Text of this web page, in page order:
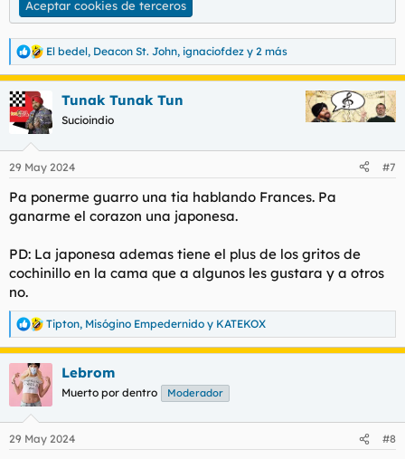
Aceptar cookies de terceros
R
e
a
c
c
i
e
:
El bedel, Deacon St. John, ignaciofdez y 2 más
Tunak Tunak Tun
Sucioindio
29 May 2024 #7
Pa ponerme guarro una tia hablando Frances. Pa
ganarme el corazon una japonesa.
PD: La japonesa ademas tiene el plus de los gritos de
cochinillo en la cama que a algunos les gustara y a otros
no.
R
e
a
c
c
e
Tipton, Misógino Empedernido y KATEKOX
Lebrom
Muerto por dentro Moderador
29 May 2024 #8